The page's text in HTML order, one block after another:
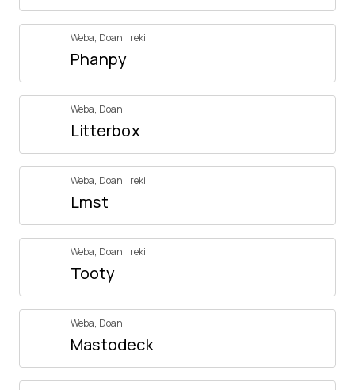
Weba, Doan, Ireki
Phanpy
Weba, Doan
Litterbox
Weba, Doan, Ireki
Lmst
Weba, Doan, Ireki
Tooty
Weba, Doan
Mastodeck